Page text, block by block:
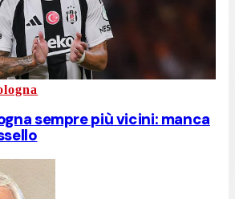
sempre più vicini: manca